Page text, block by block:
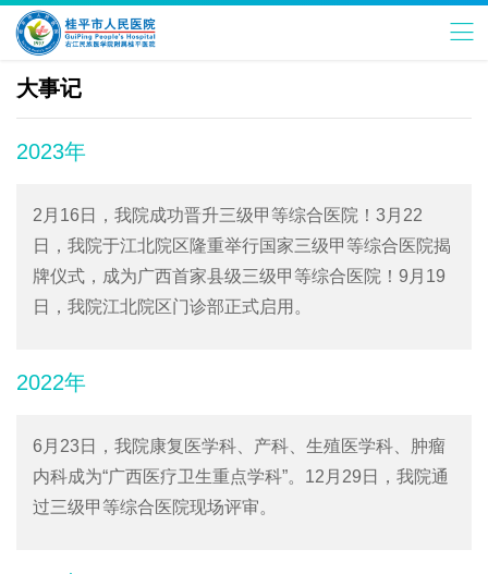
大事记
2023年
2月16日，我院成功晋升三级甲等综合医院！3月22
日，我院于江北院区隆重举行国家三级甲等综合医院揭
牌仪式，成为广西首家县级三级甲等综合医院！9月19
日，我院江北院区门诊部正式启用。
2022年
6月23日，我院康复医学科、产科、生殖医学科、肿瘤
内科成为“广西医疗卫生重点学科”。12月29日，我院通
过三级甲等综合医院现场评审。